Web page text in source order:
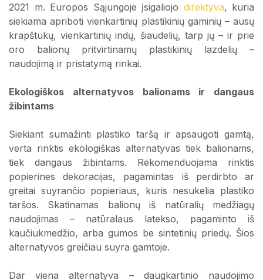
2021 m. Europos Sąjungoje įsigaliojo direktyva, kuria
siekiama apriboti vienkartinių plastikinių gaminių – ausų
krapštukų, vienkartinių indų, šiaudelių, tarp jų – ir prie
oro balionų pritvirtinamų plastikinių lazdelių –
naudojimą ir pristatymą rinkai.
Ekologiškos alternatyvos balionams ir dangaus
žibintams
Siekiant sumažinti plastiko taršą ir apsaugoti gamtą,
verta rinktis ekologiškas alternatyvas tiek balionams,
tiek dangaus žibintams. Rekomenduojama rinktis
popierines dekoracijas, pagamintas iš perdirbto ar
greitai suyrančio popieriaus, kuris nesukelia plastiko
taršos. Skatinamas balionų iš natūralių medžiagų
naudojimas – natūralaus latekso, pagaminto iš
kaučiukmedžio, arba gumos be sintetinių priedų. Šios
alternatyvos greičiau suyra gamtoje.
Dar viena alternatyva – daugkartinio naudojimo